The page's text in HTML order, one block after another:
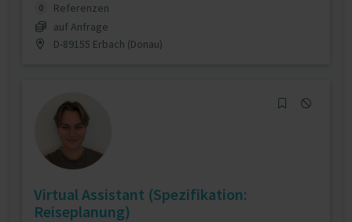
0
Referenzen
auf Anfrage
D-89155 Erbach (Donau)
Virtual Assistant (Spezifikation:
Reiseplanung)